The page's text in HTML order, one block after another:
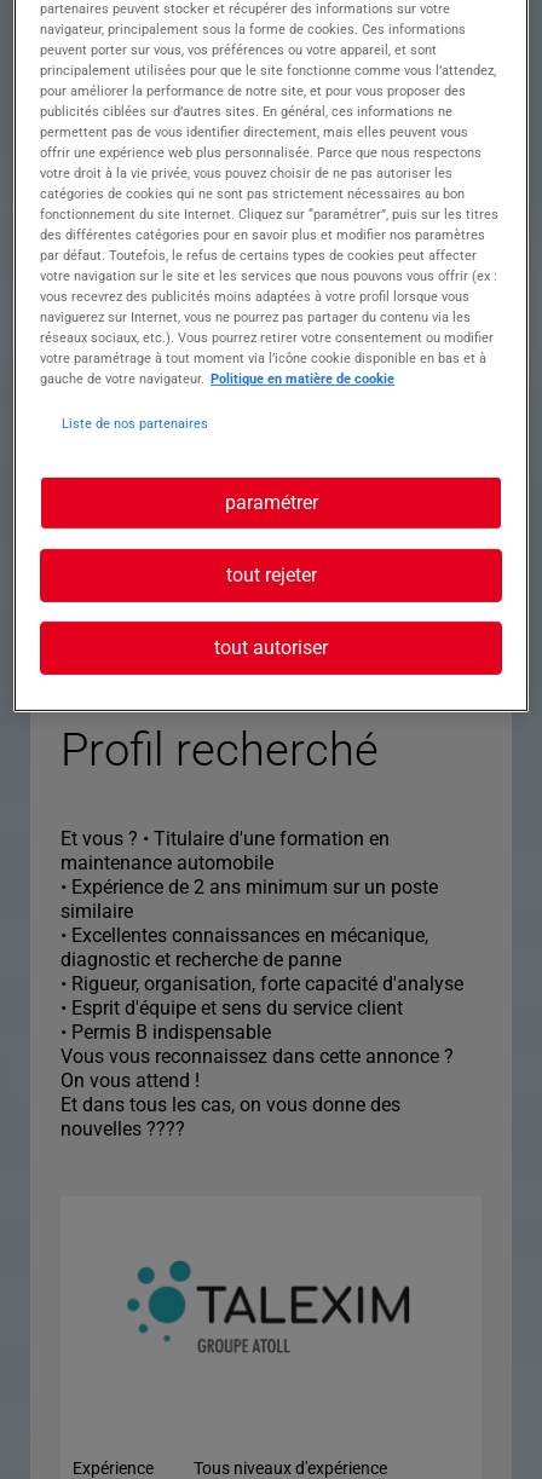
proposons : Rattaché(e) au Responsable après-
vente, vos missions consistent à :
• Réaliser les différents contrôles et essais sur les
véhicules
• Établir les diagnostics de dysfonctionnement
• Effectuer les réparations ou le remplacement de
pièces mécaniques, électriques et électroniques
• Assurer la recherche, la documentation et la
préparation des pièces nécessaires aux
interventions
• Préparer et organiser les interventions en amont
(commandes de pièces, coordination avec les
techniciens)
• Contribuer à la gestion et au suivi des dossiers
techniques, garanties et ordres de réparation
• Veiller au respect des directives de la marque et
de l'entreprise
• Participer à l'organisation du stock et au
complet (du lundi au vendredi)
• Rémunération : entre 29 et 38 k€ selon profil et
• Mutuelle & prévoyance
• Prime de participation
• Chèques cadeaux de fin d'année
Profil recherché
Et vous ? • Titulaire d'une formation en
maintenance automobile
• Expérience de 2 ans minimum sur un poste
similaire
• Excellentes connaissances en mécanique,
diagnostic et recherche de panne
• Rigueur, organisation, forte capacité d'analyse
• Esprit d'équipe et sens du service client
• Permis B indispensable
Vous vous reconnaissez dans cette annonce ?
On vous attend !
Et dans tous les cas, on vous donne des
nouvelles ????
Expérience Tous niveaux d'expérience
partenaires peuvent stocker et récupérer des informations sur votre
navigateur, principalement sous la forme de cookies. Ces informations
peuvent porter sur vous, vos préférences ou votre appareil, et sont
principalement utilisées pour que le site fonctionne comme vous l’attendez,
pour améliorer la performance de notre site, et pour vous proposer des
publicités ciblées sur d’autres sites. En général, ces informations ne
permettent pas de vous identifier directement, mais elles peuvent vous
offrir une expérience web plus personnalisée. Parce que nous respectons
votre droit à la vie privée, vous pouvez choisir de ne pas autoriser les
catégories de cookies qui ne sont pas strictement nécessaires au bon
fonctionnement du site Internet. Cliquez sur “paramétrer”, puis sur les titres
des différentes catégories pour en savoir plus et modifier nos paramètres
par défaut. Toutefois, le refus de certains types de cookies peut affecter
votre navigation sur le site et les services que nous pouvons vous offrir (ex :
vous recevrez des publicités moins adaptées à votre profil lorsque vous
naviguerez sur Internet, vous ne pourrez pas partager du contenu via les
réseaux sociaux, etc.). Vous pourrez retirer votre consentement ou modifier
votre paramétrage à tout moment via l’icône cookie disponible en bas et à
gauche de votre navigateur. Politique en matière de cookie
Liste de nos partenaires
paramétrer
tout rejeter
tout autoriser